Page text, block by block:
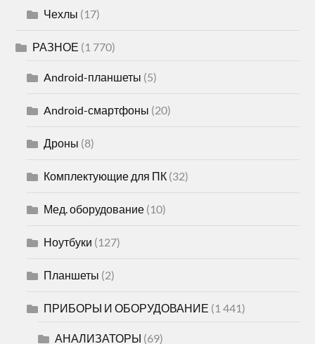
Чехлы (17)
РАЗНОЕ (1 770)
Android-планшеты (5)
Android-смартфоны (20)
Дроны (8)
Комплектующие для ПК (32)
Мед. оборудование (10)
Ноутбуки (127)
Планшеты (2)
ПРИБОРЫ И ОБОРУДОВАНИЕ (1 441)
АНАЛИЗАТОРЫ (69)